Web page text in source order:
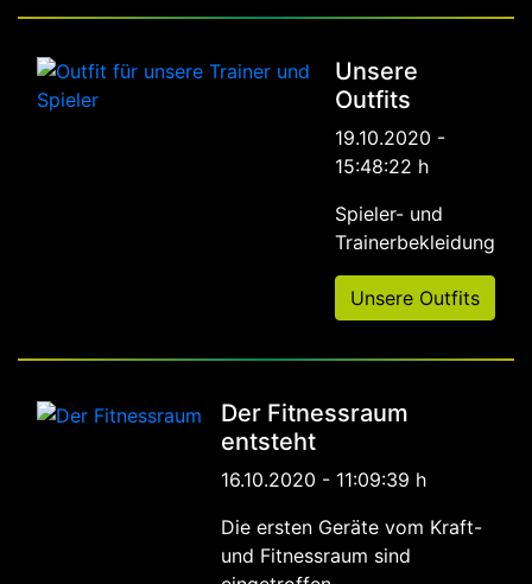
Unsere
Outfits
19.10.2020 -
15:48:22 h
Spieler- und
Trainerbekleidung
Unsere Outfits
Der Fitnessraum
entsteht
16.10.2020 - 11:09:39 h
Die ersten Geräte vom Kraft-
und Fitnessraum sind